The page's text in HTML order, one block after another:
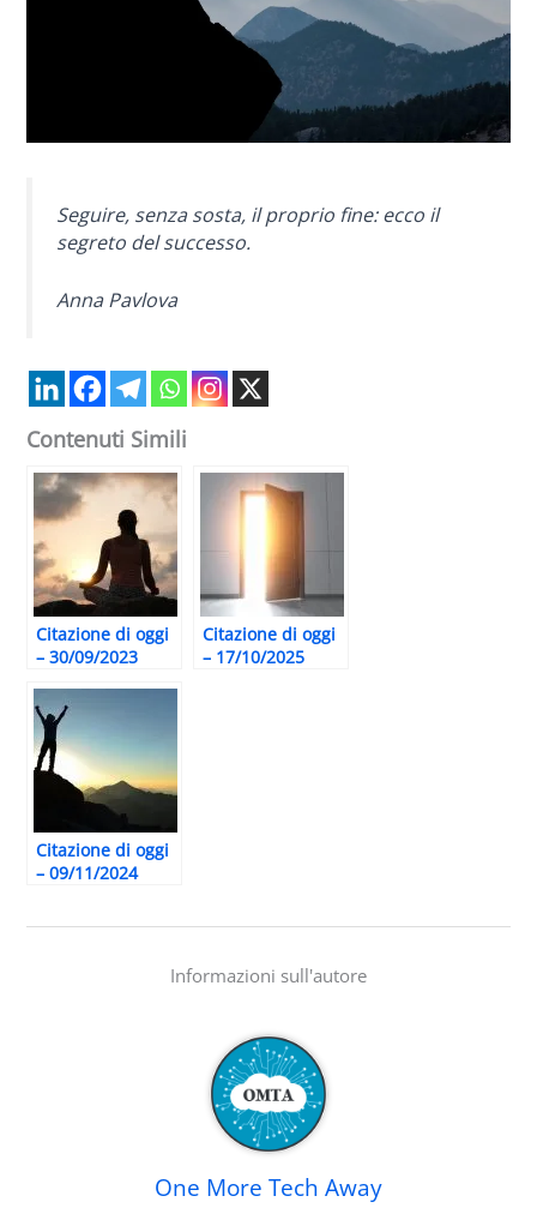
Seguire, senza sosta, il proprio fine: ecco il
segreto del successo.
Anna Pavlova
Contenuti Simili
Citazione di oggi
– 30/09/2023
Citazione di oggi
– 17/10/2025
Citazione di oggi
– 09/11/2024
Informazioni sull'autore
One More Tech Away